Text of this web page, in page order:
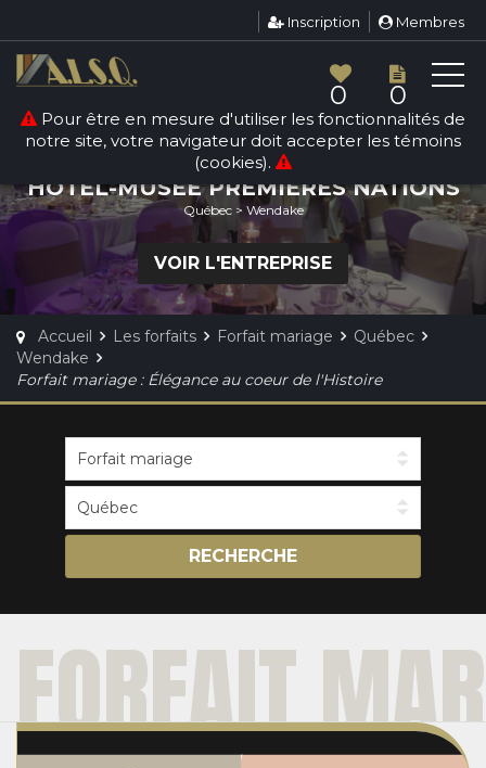
Inscription Membres
0 0
Pour être en mesure d'utiliser les fonctionnalités de
notre site, votre navigateur doit accepter les témoins
(cookies).
FORFAIT MARIAGE
HÔTEL-MUSÉE PREMIÈRES NATIONS
Québec > Wendake
VOIR L'ENTREPRISE
Accueil Les forfaits Forfait mariage
Québec
Wendake
Forfait mariage : Élégance au coeur de l'Histoire
RECHERCHE
FORFAIT